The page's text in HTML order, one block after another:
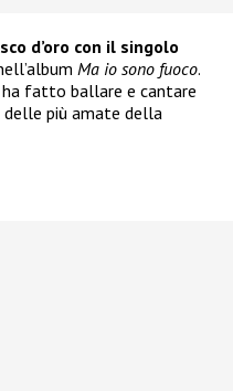
d’oro con il singolo
Ma io sono fuoco.
fatto ballare e cantare
più amate della